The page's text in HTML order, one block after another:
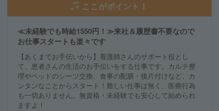
ここがポイント！
≪未経験でも時給1550円！≫来社＆履歴書不要なので
お仕事スタートも楽々です
【あくまでお手伝いから】看護師さんのサポート役とし
て、患者さんの生活のお手伝いをする仕事です。カルテ整
理やベッドのシーツ交換、食事の配膳・後片付けなど、カ
ンタンなことからスタート！難しい仕事は無く、医療行為
も一切ありません。無資格・未経験でも安心して始められ
ますよ！